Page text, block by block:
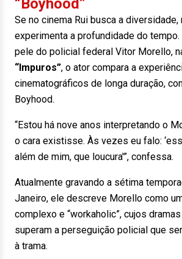
“Boyhood”
Se no cinema Rui busca a
experimenta a profundidade do tempo.
pele do policial federal Vitor Morello,
“Impuros”, o ator compara a
cinematográficos de longa duração,
Boyhood.
“Estou há nove anos interpretando o
o cara existisse. Às vezes eu falo:
além de mim, que loucura'”, confessa.
Atualmente gravando a sétima
Janeiro, ele descreve Morello como
complexo e “workaholic”, cujos
superam a perseguição policial que
à trama.